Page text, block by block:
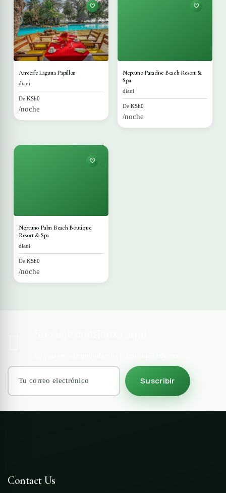
Arrecife Laguna Papillon
diani
De KSh0
/noche
Neptuno Paradise Beach Resort &
Spa
diani
De KSh0
/noche
Neptuno Palm Beach Boutique
Resort & Spa
diani
De KSh0
/noche
Suscribir
Contact Us